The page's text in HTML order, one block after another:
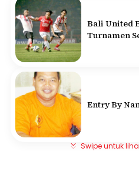
Bali United
Turnamen
Entry By
Swipe untuk